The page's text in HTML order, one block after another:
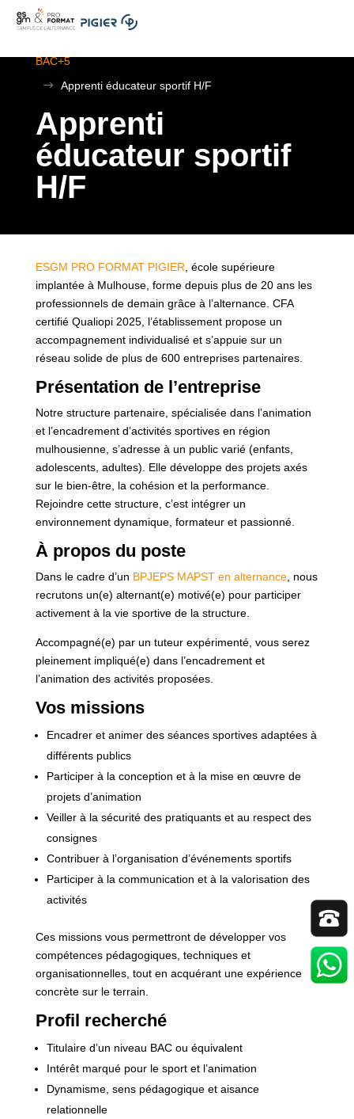
BAC+5
$
Apprenti éducateur sportif H/F
Apprenti
éducateur sportif
H/F
ESGM PRO FORMAT PIGIER , école supérieure
implantée à Mulhouse, forme depuis plus de 20 ans les
professionnels de demain grâce à l’alternance. CFA
certifié Qualiopi 2025, l’établissement propose un
accompagnement individualisé et s’appuie sur un
réseau solide de plus de 600 entreprises partenaires.
Présentation de l’entreprise
Notre structure partenaire, spécialisée dans l’animation
et l’encadrement d’activités sportives en région
mulhousienne, s’adresse à un public varié (enfants,
adolescents, adultes). Elle développe des projets axés
sur le bien-être, la cohésion et la performance.
Rejoindre cette structure, c’est intégrer un
environnement dynamique, formateur et passionné.
À propos du poste
Dans le cadre d’un BPJEPS MAPST en alternance, nous
recrutons un(e) alternant(e) motivé(e) pour participer
activement à la vie sportive de la structure.
Accompagné(e) par un tuteur expérimenté, vous serez
pleinement impliqué(e) dans l’encadrement et
l’animation des activités proposées.
Vos missions
Encadrer et animer des séances sportives adaptées à
différents publics
Participer à la conception et à la mise en œuvre de
projets d’animation
Veiller à la sécurité des pratiquants et au respect des
consignes
Contribuer à l’organisation d’événements sportifs
Participer à la communication et à la valorisation des
activités
Ces missions vous permettront de développer vos
compétences pédagogiques, techniques et
organisationnelles, tout en acquérant une expérience
concrète sur le terrain.
Profil recherché
Titulaire d’un niveau BAC ou équivalent
Intérêt marqué pour le sport et l’animation
Dynamisme, sens pédagogique et aisance
relationnelle